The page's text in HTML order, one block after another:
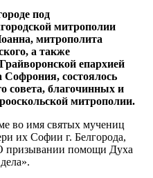
под
митрополии
митрополита
а также
епархией
состоялось
совета, благочинных и
митрополии.
во имя святых мучениц
их Софии г. Белгорода,
призывании помощи Духа